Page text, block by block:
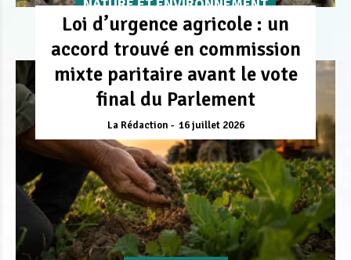
NATURE ET ENVIRONNEMENT
Loi d’urgence agricole : un
accord trouvé en commission
mixte paritaire avant le vote
final du Parlement
La Rédaction 16 juillet 2026